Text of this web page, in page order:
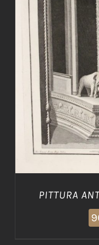
AGGIUNGI AL
PITTURA